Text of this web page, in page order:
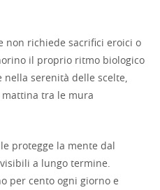
non richiede sacrifici eroici o
il proprio ritmo biologico
nella serenità delle scelte,
tra le mura
protegge la mente dal
a lungo termine.
per cento ogni giorno e